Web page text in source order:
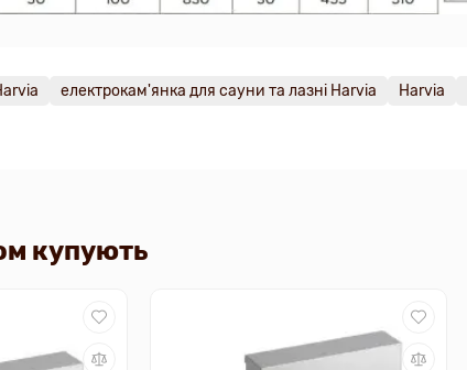
електрокам'янка для сауни та лазні Harvia Harvia
купують